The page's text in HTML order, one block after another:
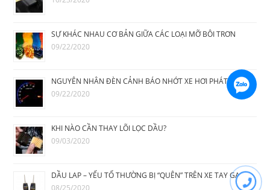
SỰ KHÁC NHAU CƠ BẢN GIỮA CÁC LOẠI MỠ BÔI TRƠN
09/22/2020
NGUYÊN NHÂN ĐÈN CẢNH BÁO NHỚT XE HƠI PHÁT SÁNG
09/22/2020
KHI NÀO CẦN THAY LÕI LỌC DẦU?
09/03/2020
DẦU LAP – YẾU TỐ THƯỜNG BỊ “QUÊN” TRÊN XE TAY GA
08/25/2020